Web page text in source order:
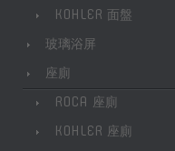
KOHLER 面盤
玻璃浴屏
座廁
ROCA 座廁
KOHLER 座廁